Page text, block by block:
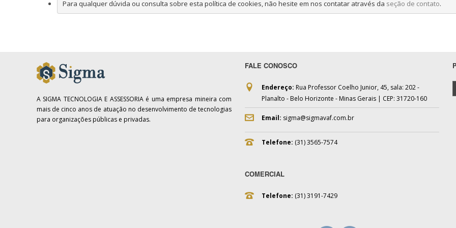
Para qualquer dúvida ou consulta sobre esta política de cookies, não hesite em nos contatar através da seção de contato.
A SIGMA TECNOLOGIA E ASSESSORIA é uma empresa mineira com
mais de cinco anos de atuação no desenvolvimento de tecnologias
para organizações públicas e privadas.
FALE CONOSCO
Endereço: Rua Professor Coelho Junior, 45, sala: 202 -
Planalto - Belo Horizonte - Minas Gerais | CEP: 31720-160
Email: sigma@sigmavaf.com.br
Telefone: (31) 3565-7574
COMERCIAL
Telefone: (31) 3191-7429